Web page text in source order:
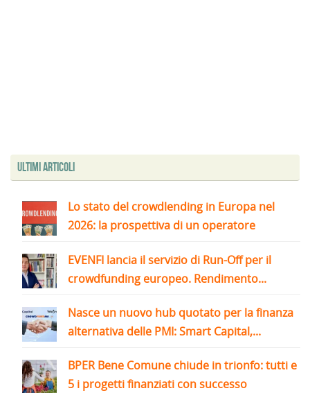
Ultimi articoli
Lo stato del crowdlending in Europa nel
2026: la prospettiva di un operatore
EVENFI lancia il servizio di Run-Off per il
crowdfunding europeo. Rendimento...
Nasce un nuovo hub quotato per la finanza
alternativa delle PMI: Smart Capital,...
BPER Bene Comune chiude in trionfo: tutti e
5 i progetti finanziati con successo